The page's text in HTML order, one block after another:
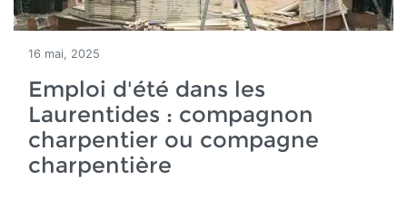
16 mai, 2025
Emploi d'été dans les
Laurentides : compagnon
charpentier ou compagne
charpentière